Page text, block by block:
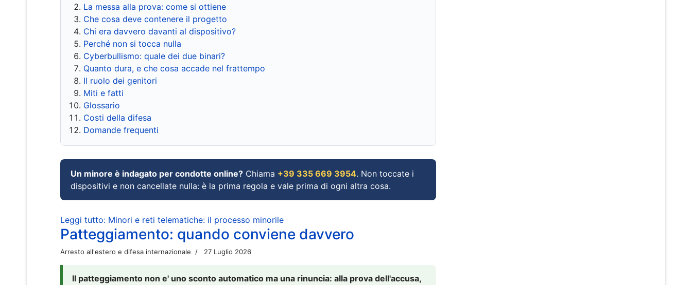
La messa alla prova: come si ottiene
Che cosa deve contenere il progetto
Chi era davvero davanti al dispositivo?
Perché non si tocca nulla
Cyberbullismo: quale dei due binari?
Quanto dura, e che cosa accade nel frattempo
Il ruolo dei genitori
Miti e fatti
Glossario
Costi della difesa
Domande frequenti
Un minore è indagato per condotte online? Chiama +39 335 669 3954. Non toccate i
dispositivi e non cancellate nulla: è la prima regola e vale prima di ogni altra cosa.
Leggi tutto: Minori e reti telematiche: il processo minorile
Patteggiamento: quando conviene davvero
Arresto all'estero e difesa internazionale 27 Luglio 2026
Il patteggiamento non e' uno sconto automatico ma una rinuncia: alla prova dell'accusa,